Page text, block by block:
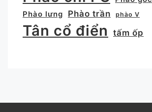
Phào lưng
Phào trần phào V
Tân cổ điển tấm ốp